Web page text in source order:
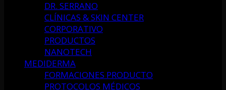
DR. SERRANO
CLÍNICAS & SKIN CENTER
CORPORATIVO
PRODUCTOS
NANOTECH
MEDIDERMA
FORMACIONES PRODUCTO
PROTOCOLOS MÉDICOS